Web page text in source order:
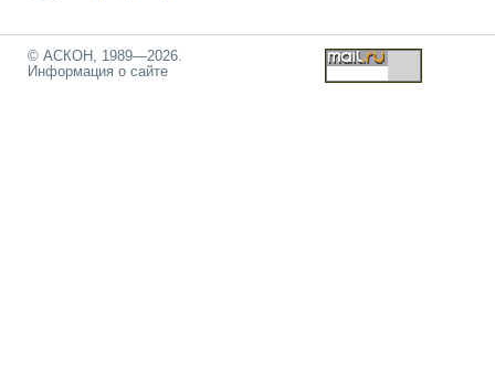
© АСКОН, 1989—2026.
Информация о сайте